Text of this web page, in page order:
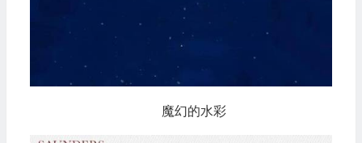
魔幻的水彩